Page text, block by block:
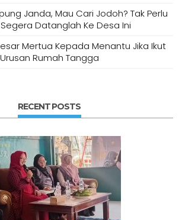
Janda, Mau Cari Jodoh? Tak Perlu
Datanglah Ke Desa Ini
Mertua Kepada Menantu Jika Ikut
Rumah Tangga
RECENT POSTS